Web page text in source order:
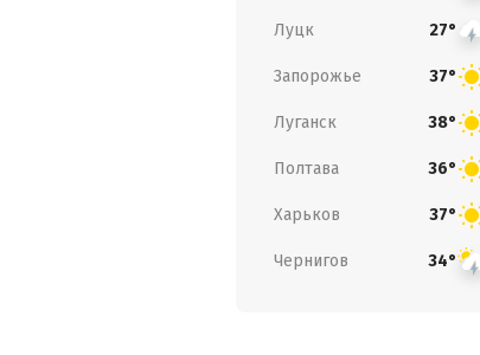
Луцк 27°
Запорожье 37°
Луганск 38°
Полтава 36°
Харьков 37°
Чернигов 34°